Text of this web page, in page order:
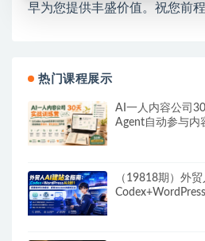
早为您提供丰盛价值。祝您前程
热门课程展示
AI一人内容公司
Agent自动参与内
（19818期）外